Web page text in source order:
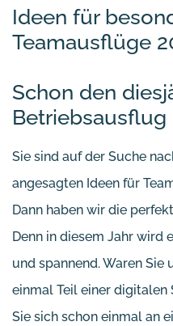
Ideen für
Teamausflüge
Schon den
Betriebsausflug
Sie sind auf der Suche
angesagten Ideen für
Dann haben wir die
Denn in diesem Jahr wird
und spannend. Waren Sie
einmal Teil einer
Sie sich schon einmal an